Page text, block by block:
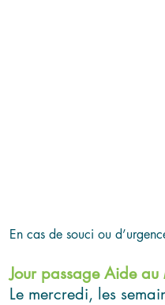
En cas de souci ou
Jour passage Aide
Le mercredi, les